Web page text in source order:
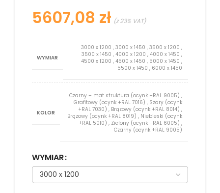
zł
WYMIAR
3000 x 1200 , 3000 x 1450 , 3500 x 1200 ,
3500 x 1450 , 4000 x 1200 , 4000 x 1450 ,
4500 x 1200 , 4500 x 1450 , 5000 x 1450 ,
5500 x 1450 , 6000 x 1450
KOLOR
Czarny – mat struktura (ocynk +RAL 9005) ,
Grafitowy (ocynk +RAL 7016) , Szary (ocynk
+RAL 7030) , Brązowy (ocynk +RAL 8014) ,
Brązowy (ocynk +RAL 8019) , Niebieski (ocynk
+RAL 5010) , Zielony (ocynk +RAL 6005) ,
Czarny (ocynk +RAL 9005)
WYMIAR